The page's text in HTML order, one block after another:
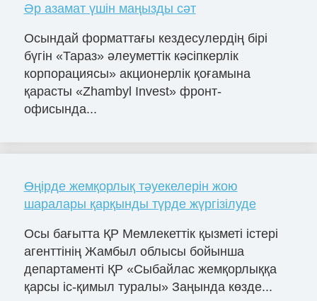
Әр азамат үшін маңызды сәт
Осындай форматтағы кездесулердің бірі
бүгін «Тараз» әлеуметтік кәсіпкерлік
корпорациясы» акционерлік қоғамына
қарасты «Zhambyl Invest» фронт-
офисында...
Өңірде жемқорлық тәуекелерін жою
шаралары қарқынды түрде жүргізілуде
Осы бағытта ҚР Мемлекеттік қызметі істері
агенттінің Жамбыл облысы бойынша
департаменті ҚР «Сыбайлас жемқорлыққа
қарсы іс-қимыл туралы» Заңында көзде...